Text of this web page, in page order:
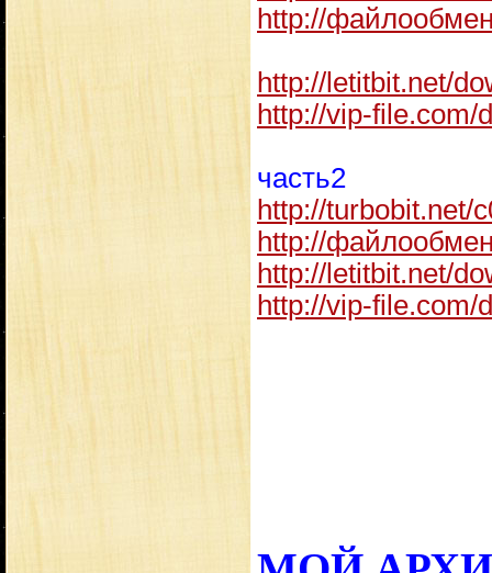
http://
http://letitbit.net/
http://vip-file.com/
часть2
http://turbobit.net/
http://
http://letitbit.net/
http://vip-file.com/